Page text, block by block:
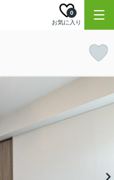
お気に入り
0